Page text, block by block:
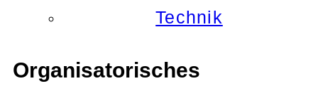
Technik
Organisatorisches